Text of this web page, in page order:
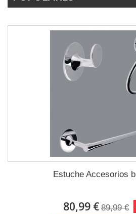
Estuche Accesorios
80,99 € 89,99 €